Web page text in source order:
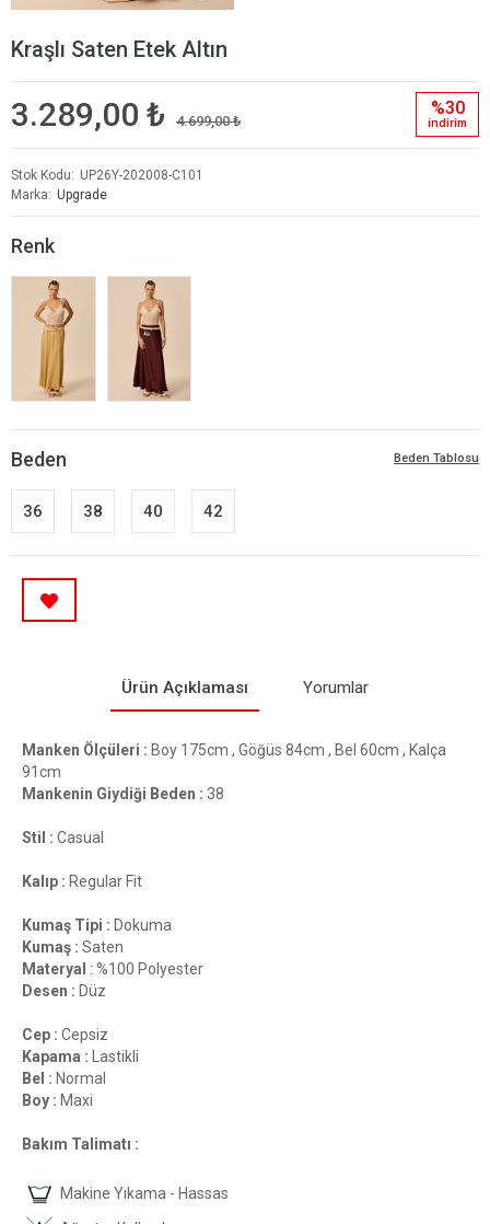
Kraşlı Saten Etek Altın
3.289,00 ₺ 4.699,00 ₺
%30
i̇ndi̇ri̇m
Stok Kodu
UP26Y-202008-C101
Marka
Upgrade
Renk
Beden Tablosu
Beden
36 38 40 42
Ürün Açıklaması Yorumlar
Manken Ölçüleri : Boy 175cm , Göğüs 84cm , Bel 60cm , Kalça
91cm
Mankenin Giydiği Beden : 38
Stil : Casual
Kalıp : Regular Fit
Kumaş Tipi : Dokuma
Kumaş : Saten
Materyal : %100 Polyester
Desen : Düz
Cep : Cepsiz
Kapama : Lastikli
Bel : Normal
Boy : Maxi
Bakım Talimatı :
Makine Yıkama - Hassas